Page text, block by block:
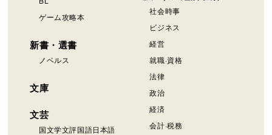
ゲーム攻略本
新書・選書
ノベルス
文庫
文芸
国文学文評国語日本語
社会時事
ビジネス
経営
就職·資格
法律
政治
経済
会計·税務